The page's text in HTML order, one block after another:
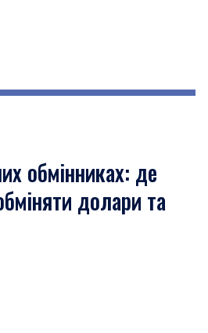
обмінниках: де
долари та